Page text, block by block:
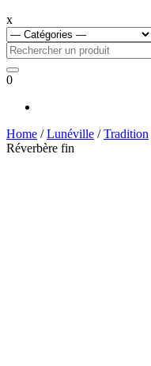
x
0
Home /Lunéville /Tradition
Réverbère fin